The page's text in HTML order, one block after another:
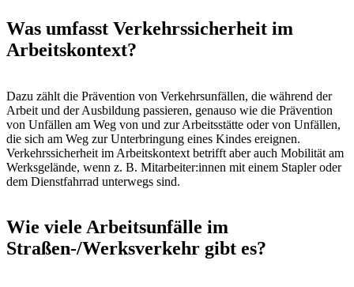
Was umfasst Verkehrssicherheit im
Arbeitskontext?
Dazu zählt die Prävention von Verkehrsunfällen, die während der
Arbeit und der Ausbildung passieren, genauso wie die Prävention
von Unfällen am Weg von und zur Arbeitsstätte oder von Unfällen,
die sich am Weg zur Unterbringung eines Kindes ereignen.
Verkehrssicherheit im Arbeitskontext betrifft aber auch Mobilität am
Werksgelände, wenn z. B. Mitarbeiter:innen mit einem Stapler oder
dem Dienstfahrrad unterwegs sind.
Wie viele Arbeitsunfälle im
Straßen-/Werksverkehr gibt es?